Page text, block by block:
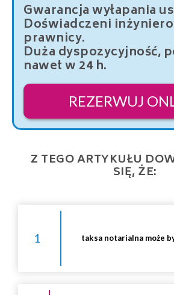
Gwarancja wyłapania
Doświadczeni
prawnicy.
Duża dyspozycyjność,
nawet w 24 h.
REZERWUJ
Z TEGO ARTYKUŁU
SIĘ, ŻE:
1 taksa notarialna może